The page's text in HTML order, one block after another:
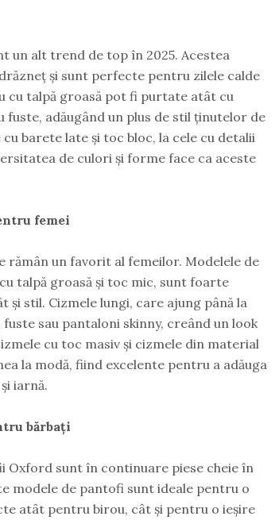
un alt trend de top în 2025. Acestea
și sunt perfecte pentru zilele calde
cu talpă groasă pot fi purtate atât cu
fuste, adăugând un plus de stil ținutelor de
barete late și toc bloc, la cele cu detalii
de culori și forme face ca aceste
femei
rămân un favorit al femeilor. Modelele de
talpă groasă și toc mic, sunt foarte
stil. Cizmele lungi, care ajung până la
sau pantaloni skinny, creând un look
cu toc masiv și cizmele din material
la modă, fiind excelente pentru a adăuga
iarnă.
bărbați
Oxford sunt în continuare piese cheie în
modele de pantofi sunt ideale pentru o
atât pentru birou, cât și pentru o ieșire